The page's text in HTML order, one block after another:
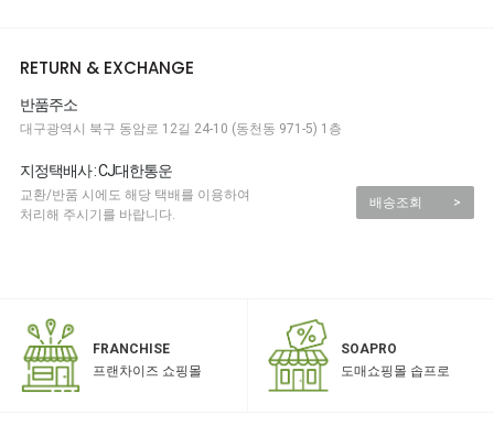
RETURN & EXCHANGE
반품주소
대구광역시 북구 동암로 12길 24-10 (동천동 971-5) 1층
지정택배사 : CJ대한통운
교환/반품 시에도 해당 택배를 이용하여
처리해 주시기를 바랍니다.
배송조회 >
FRANCHISE
프랜차이즈 쇼핑몰
SOAPRO
도매쇼핑몰 솝프로